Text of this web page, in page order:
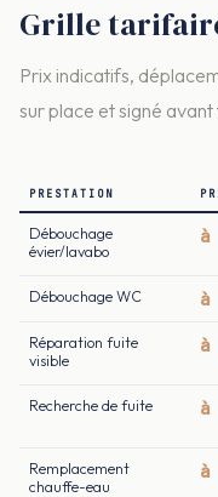
Grille
Prix indicatifs,
sur place et signé
PRESTATION
Débouchage
évier/lavabo
Débouchage WC
Réparation fuite
visible
Recherche de fuite
Remplacement
chauffe-eau